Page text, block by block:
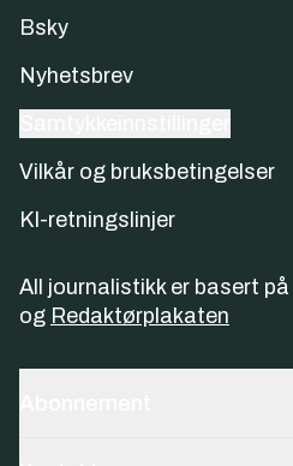
Bsky
Nyhetsbrev
Vilkår og bruksbetingelser
KI-retningslinjer
All journalistikk er basert på
og Redaktørplakaten